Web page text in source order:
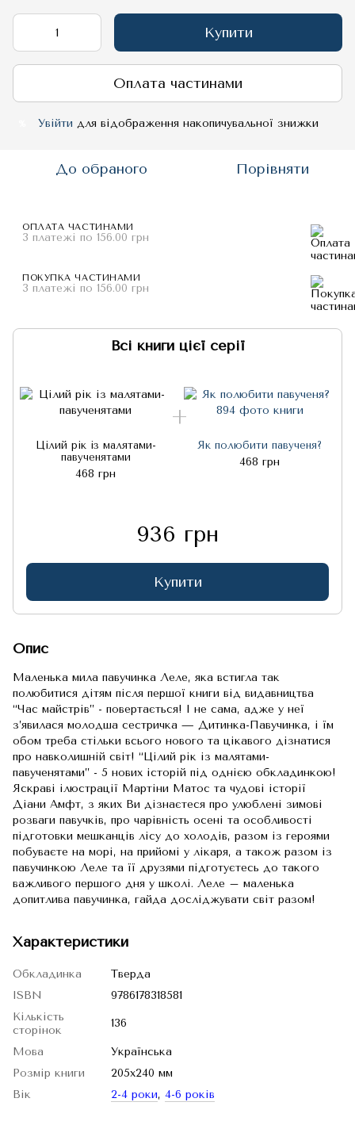
Купити
Оплата частинами
Увійти для відображення накопичувальної знижки
До обраного Порівняти
ОПЛАТА ЧАСТИНАМИ
3 платежі по 156.00 грн
ПОКУПКА ЧАСТИНАМИ
3 платежі по 156.00 грн
Всі книги цієї серії
Цілий рік із малятами-
павученятами
468 грн
Як полюбити павученя?
468 грн
936 грн
Купити
Опис
Маленька мила павучинка Леле, яка встигла так
полюбитися дітям після першої книги від видавництва
“Час майстрів” - повертається! І не сама, адже у неї
з’явилася молодша сестричка — Дитинка-Павучинка, і їм
обом треба стільки всього нового та цікавого дізнатися
про навколишній світ! “Цілий рік із малятами-
павученятами” - 5 нових історій під однією обкладинкою!
Яскраві ілюстрації Мартіни Матос та чудові історії
Діани Амфт, з яких Ви дізнаєтеся про улюблені зимові
розваги павучків, про чарівність осені та особливості
підготовки мешканців лісу до холодів, разом із героями
побуваєте на морі, на прийомі у лікаря, а також разом із
павучинкою Леле та її друзями підготуєтесь до такого
важливого першого дня у школі. Леле – маленька
допитлива павучинка, гайда досліджувати світ разом!
Характеристики
Обкладинка
Тверда
ISBN
9786178318581
Кількість
сторінок
136
Мова
Українська
Розмір книги
205х240 мм
Вік
2-4 роки, 4-6 років